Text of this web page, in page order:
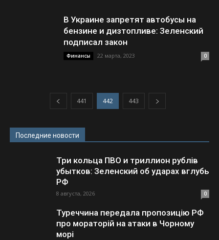
В Украине запретят автобусы на
бензине и дизтопливе: Зеленский
подписал закон
Финансы 22 марта, 2023 0
441 442 443
Последние новости
Три кольца ПВО и триллион рублів
убытков: Зеленский об ударах вглубь
РФ
8 августа, 2026 0
Туреччина передала пропозицію РФ
про мораторій на атаки в Чорному
морі